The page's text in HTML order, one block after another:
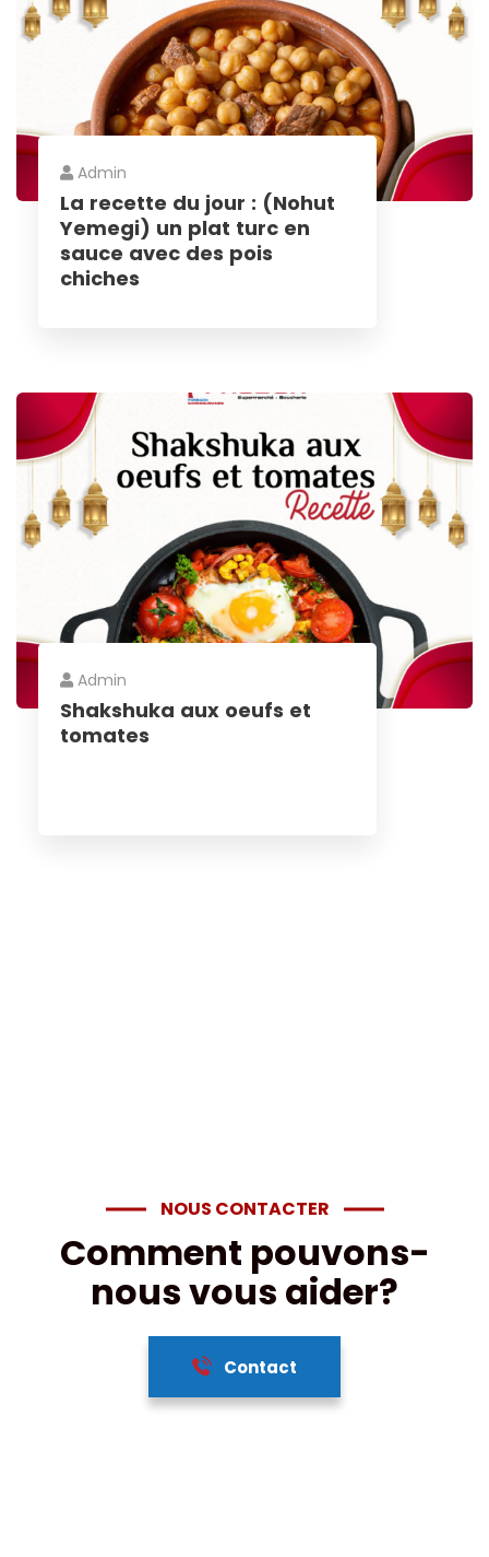
Admin
La recette du jour : (Nohut
Yemegi) un plat turc en
sauce avec des pois
chiches
Admin
Shakshuka aux oeufs et
tomates
NOUS CONTACTER
Comment pouvons-
nous vous aider?
Contact